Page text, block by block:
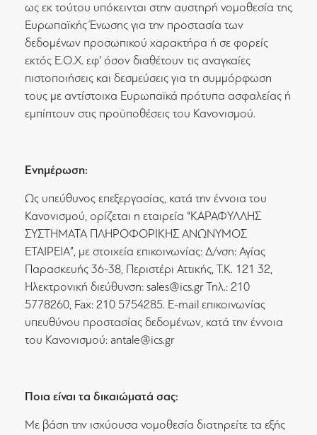
ως εκ τούτου υπόκεινται στην αυστηρή νομοθεσία της
Ευρωπαϊκής Ένωσης για την προστασία των
δεδομένων προσωπικού χαρακτήρα ή σε φορείς
εκτός Ε.Ο.Χ. εφ’ όσον διαθέτουν τις αναγκαίες
πιστοποιήσεις και δεσμεύσεις για τη συμμόρφωση
τους με αντίστοιχα Ευρωπαϊκά πρότυπα ασφαλείας ή
εμπίπτουν στις προϋποθέσεις του Κανονισμού.
Ενημέρωση:
Ως υπεύθυνος επεξεργασίας, κατά την έννοια του
Κανονισμού, ορίζεται η εταιρεία “ΚΑΡΑΦΥΛΛΗΣ
ΣΥΣΤΗΜΑΤΑ ΠΛΗΡΟΦΟΡΙΚΗΣ ΑΝΩΝΥΜΟΣ
ΕΤΑΙΡΕΙΑ”, με στοιχεία επικοινωνίας: Δ/νση: Αγίας
Παρασκευής 36-38, Περιστέρι Αττικής, Τ.Κ. 121 32,
Ηλεκτρονική διεύθυνση: sales@ics.gr Τηλ.: 210
5778260, Fax: 210 5754285. E-mail επικοινωνίας
υπευθύνου προστασίας δεδομένων, κατά την έννοια
του Κανονισμού: antale@ics.gr
Ποια είναι τα δικαιώματά σας:
Με βάση την ισχύουσα νομοθεσία διατηρείτε τα εξής